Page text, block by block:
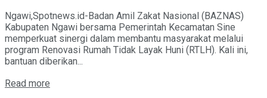
Ngawi,Spotnews.id-Badan Amil Zakat Nasional (BAZNAS)
Kabupaten Ngawi bersama Pemerintah Kecamatan Sine
memperkuat sinergi dalam membantu masyarakat melalui
program Renovasi Rumah Tidak Layak Huni (RTLH). Kali ini,
bantuan diberikan...
Read more